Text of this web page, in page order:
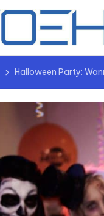
Halloween Party: